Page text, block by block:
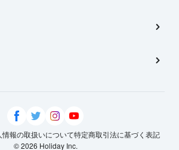
情報の取扱いについて特定商取引法に基づく表記
© 2026 Holiday Inc.